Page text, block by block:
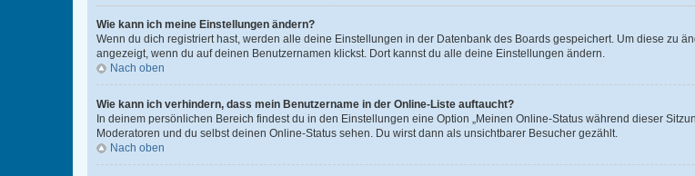
Wie kann ich meine Einstellungen ändern?
Wenn du dich registriert hast, werden alle deine Einstellungen in der Datenbank des Boards gespeichert. Um diese zu
angezeigt, wenn du auf deinen Benutzernamen klickst. Dort kannst du alle deine Einstellungen ändern.
Nach oben
Wie kann ich verhindern, dass mein Benutzername in der Online-Liste auftaucht?
In deinem persönlichen Bereich findest du in den Einstellungen eine Option „Meinen Online-Status während dieser
Moderatoren und du selbst deinen Online-Status sehen. Du wirst dann als unsichtbarer Besucher gezählt.
Nach oben